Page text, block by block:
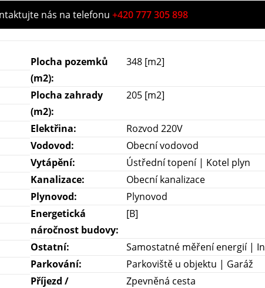
nás na telefonu +420 777 305 898
Plocha pozemků
(m2):
348 [m2]
Plocha zahrady
(m2):
205 [m2]
Elektřina:
Rozvod 220V
Vodovod:
Obecní vodovod
Vytápění:
Ústřední topení | Kotel plyn
Kanalizace:
Obecní kanalizace
Plynovod:
Plynovod
Energetická
náročnost budovy:
[B]
Ostatní:
Samostatné měření energií |
Parkování:
Parkoviště u objektu | Garáž
Příjezd /
Zpevněná cesta